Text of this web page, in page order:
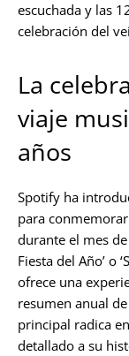
escuchada y las
celebración del
La
viaje
años
Spotify ha
para
durante el mes
Fiesta del Año’ o
ofrece una
resumen anual
principal radica
detallado a su